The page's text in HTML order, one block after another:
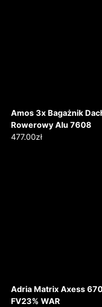
Amos 3x Bagażnik
Rowerowy Alu 7608
477.00zł
Adria Matrix Axess
FV23% WAR